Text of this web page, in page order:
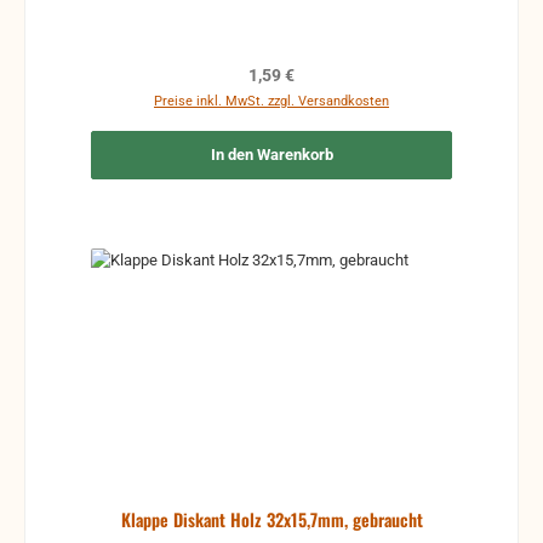
Regulärer Preis:
1,59 €
Preise inkl. MwSt. zzgl. Versandkosten
In den Warenkorb
Klappe Diskant Holz 32x15,7mm, gebraucht